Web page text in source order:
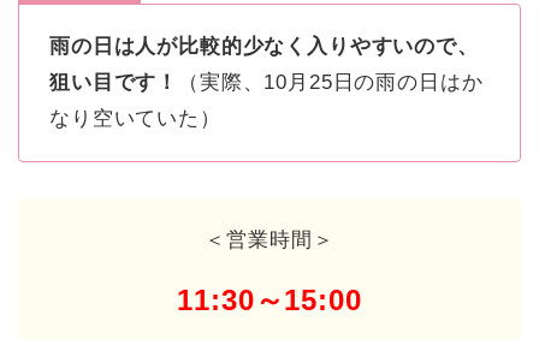
雨の日は人が比較的少なく入りやすいので、
狙い目です！
（実際、10月25日の雨の日はか
なり空いていた）
＜営業時間＞
11:30～15:00